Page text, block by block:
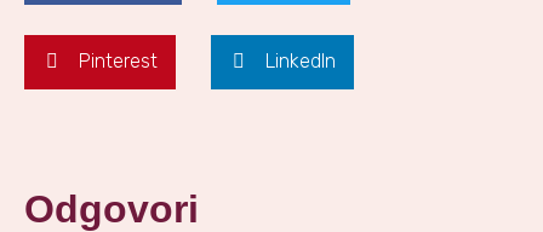
Pinterest LinkedIn
Odgovori